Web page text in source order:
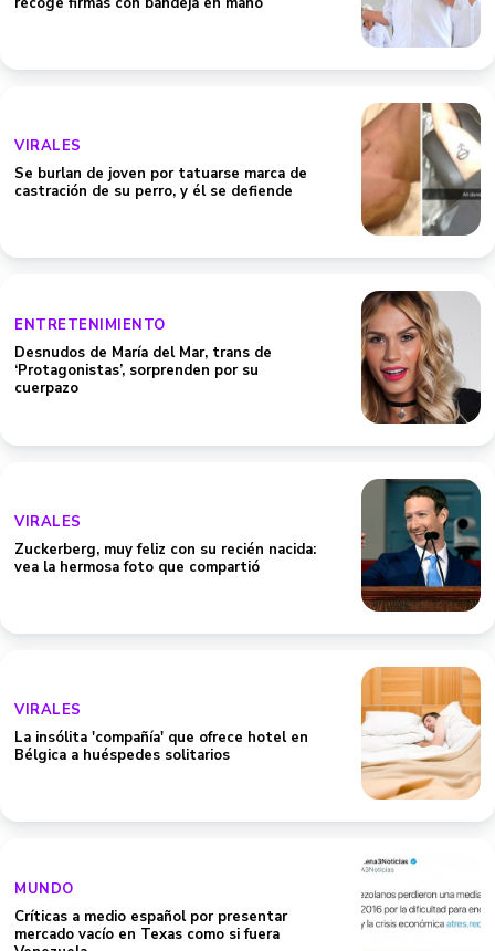
VIRALES
Se burlan de joven por tatuarse marca de
castración de su perro, y él se defiende
ENTRETENIMIENTO
Desnudos de María del Mar, trans de
‘Protagonistas’, sorprenden por su
cuerpazo
VIRALES
Zuckerberg, muy feliz con su recién nacida:
vea la hermosa foto que compartió
VIRALES
La insólita 'compañía' que ofrece hotel en
Bélgica a huéspedes solitarios
MUNDO
Críticas a medio español por presentar
mercado vacío en Texas como si fuera